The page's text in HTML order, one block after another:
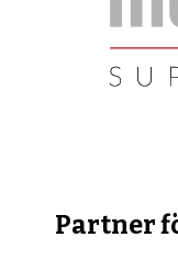
Partner